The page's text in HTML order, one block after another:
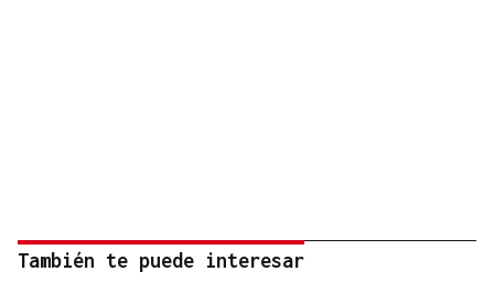
También te puede interesar